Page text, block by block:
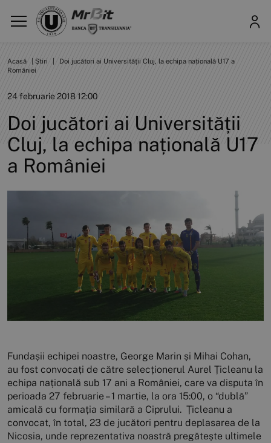
Acasă Știri
Doi jucători ai Universității Cluj, la echipa națională U17 a
României
24 februarie 2018 12:00
Doi jucători ai Universității
Cluj, la echipa națională U17
a României
Fundașii echipei noastre, George Marin și Mihai Cohan,
au fost convocați de către selecționerul Aurel Țicleanu la
echipa națională sub 17 ani a României, care va disputa în
perioada 27 februarie – 1 martie, la ora 15:00, o “dublă”
amicală cu formația similară a Ciprului. Țicleanu a
convocat, în total, 23 de jucători pentru deplasarea de la
Nicosia, unde reprezentativa noastră pregătește ultimele